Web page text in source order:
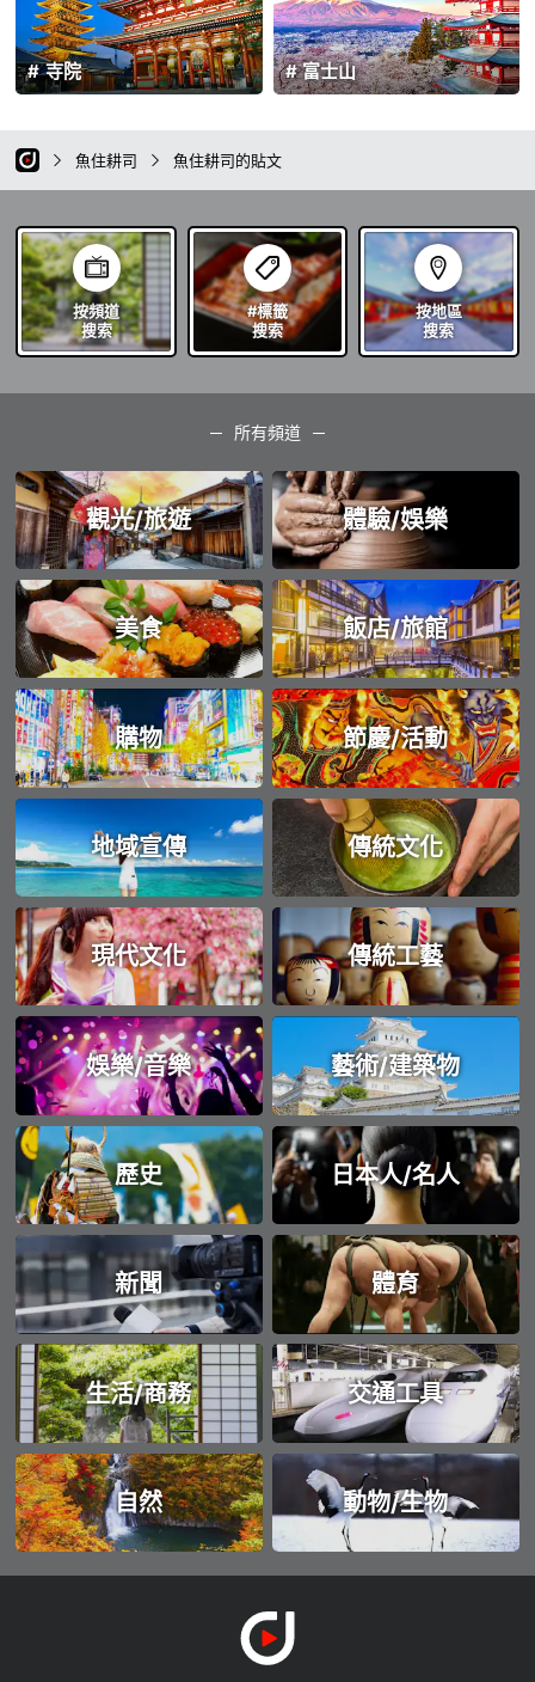
富士山
寺院
魚住耕司 魚住耕司的貼文
按頻道
搜索
#標籤
搜索
按地區
搜索
所有頻道
觀光/旅遊 體驗/娛樂
美食 飯店/旅館
購物 節慶/活動
地域宣傳 傳統文化
現代文化 傳統工藝
娛樂/音樂 藝術/建築物
歷史 日本人/名人
新聞 體育
生活/商務 交通工具
自然 動物/生物